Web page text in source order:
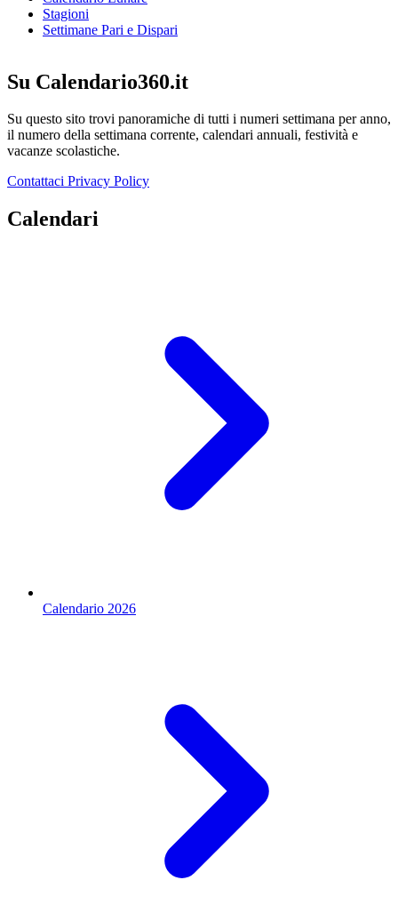
Stagioni
Settimane Pari e Dispari
Su Calendario360.it
Su questo sito trovi panoramiche di tutti i numeri settimana per anno,
il numero della settimana corrente, calendari annuali, festività e
vacanze scolastiche.
Contattaci Privacy Policy
Calendari
Calendario 2026